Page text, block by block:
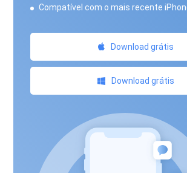
Compatível com o mais recente
Download grátis
Download grátis